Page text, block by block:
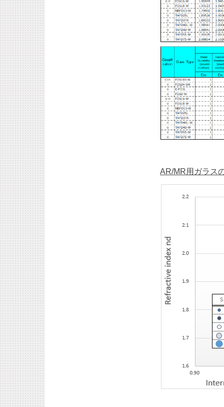
AR/MR用ガラス